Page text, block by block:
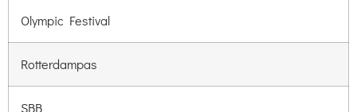
Olympic Festival
Rotterdampas
SBB